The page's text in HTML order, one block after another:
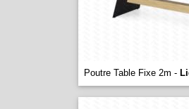
Poutre Table Fixe 2m -